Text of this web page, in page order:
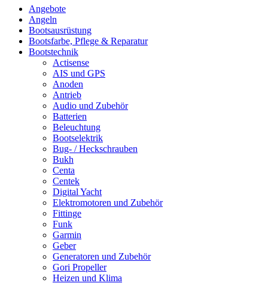
Angebote
Angeln
Bootsausrüstung
Bootsfarbe, Pflege & Reparatur
Bootstechnik
Actisense
AIS und GPS
Anoden
Antrieb
Audio und Zubehör
Batterien
Beleuchtung
Bootselektrik
Bug- / Heckschrauben
Bukh
Centa
Centek
Digital Yacht
Elektromotoren und Zubehör
Fittinge
Funk
Garmin
Geber
Generatoren und Zubehör
Gori Propeller
Heizen und Klima